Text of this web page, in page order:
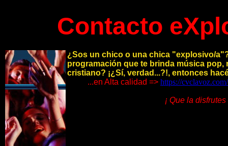
Contacto
¿Sos un chico o una chica "explosivo/
programación que te brinda música
cristiano? ¡¿Sí, verdad...?!, entonces
...en Alta calidad => https://
¡ Que la disfrutes